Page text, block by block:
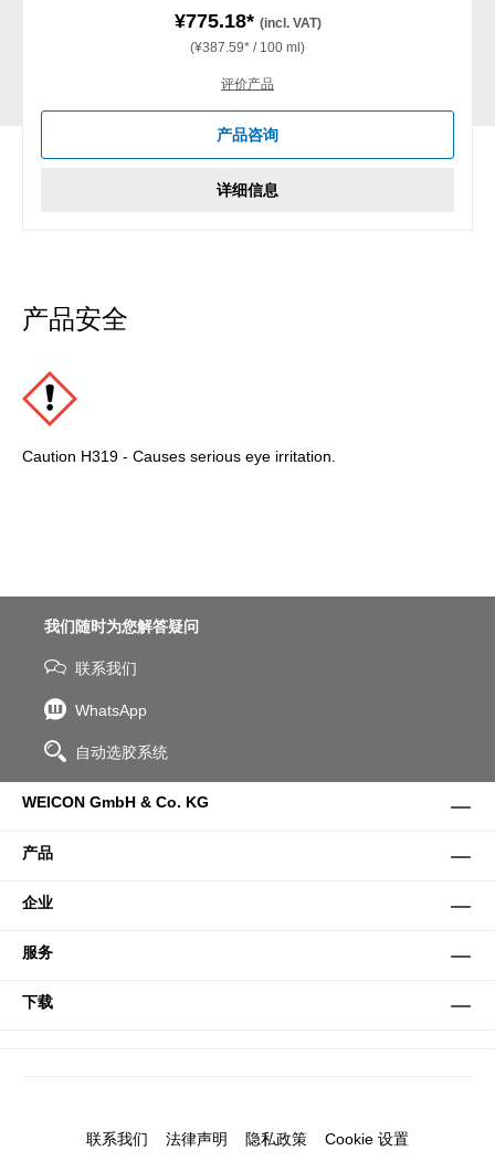
¥775.18* (incl. VAT)
(¥387.59* / 100 ml)
评价产品
产品咨询
详细信息
产品安全
Caution H319 - Causes serious eye irritation.
我们随时为您解答疑问
联系我们
WhatsApp
自动选胶系统
WEICON GmbH & Co. KG
产品
企业
服务
下载
联系我们 法律声明 隐私政策 Cookie 设置